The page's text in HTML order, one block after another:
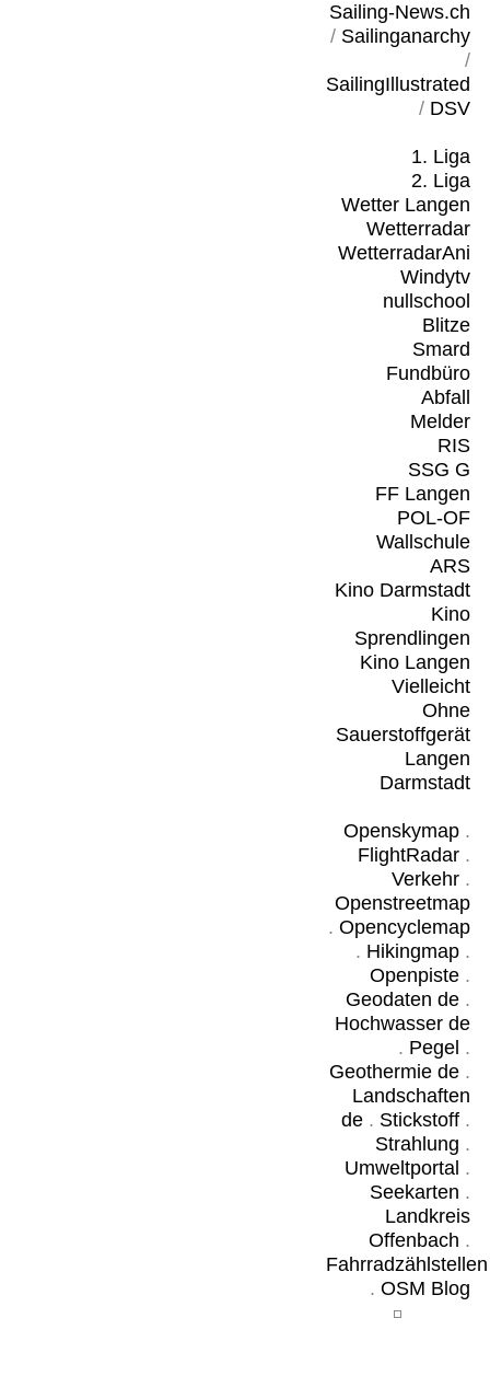
Sailing-News.ch
/ Sailinganarchy
/
SailingIllustrated
/ DSV
1. Liga
2. Liga
Wetter Langen
Wetterradar
WetterradarAni
Windytv
nullschool
Blitze
Smard
Fundbüro
Abfall
Melder
RIS
SSG G
FF Langen
POL-OF
Wallschule
ARS
Kino Darmstadt
Kino
Sprendlingen
Kino Langen
Vielleicht
Ohne
Sauerstoffgerät
Langen
Darmstadt
Openskymap.
FlightRadar.
Verkehr.
Openstreetmap
. Opencyclemap
. Hikingmap.
Openpiste.
Geodaten de.
Hochwasser de
. Pegel .
Geothermie de.
Landschaften
de. Stickstoff.
Strahlung .
Umweltportal .
Seekarten .
Landkreis
Offenbach .
Fahrradzählstellen
. OSM Blog